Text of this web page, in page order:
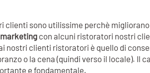
clienti sono utilissime perchè
con alcuni ristoratori nostri
nostri clienti ristoratori è quello di
o la cena (quindi verso il locale). Il
e fondamentale.